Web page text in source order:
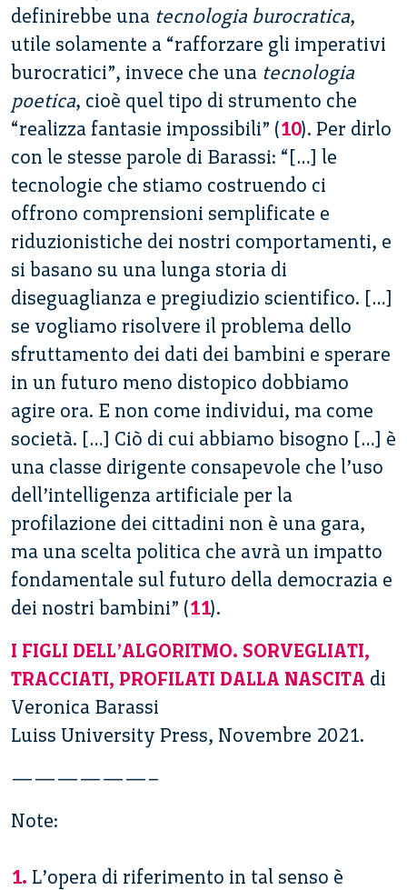
definirebbe una tecnologia burocratica,
utile solamente a “rafforzare gli imperativi
burocratici”, invece che una tecnologia
poetica, cioè quel tipo di strumento che
“realizza fantasie impossibili” (10). Per dirlo
con le stesse parole di Barassi: “[…] le
tecnologie che stiamo costruendo ci
offrono comprensioni semplificate e
riduzionistiche dei nostri comportamenti, e
si basano su una lunga storia di
diseguaglianza e pregiudizio scientifico. […]
se vogliamo risolvere il problema dello
sfruttamento dei dati dei bambini e sperare
in un futuro meno distopico dobbiamo
agire ora. E non come individui, ma come
società. […] Ciò di cui abbiamo bisogno […] è
una classe dirigente consapevole che l’uso
dell’intelligenza artificiale per la
profilazione dei cittadini non è una gara,
ma una scelta politica che avrà un impatto
fondamentale sul futuro della democrazia e
dei nostri bambini” (11).
I FIGLI DELL’ALGORITMO. SORVEGLIATI,
TRACCIATI, PROFILATI DALLA NASCITA di
Veronica Barassi
Luiss University Press, Novembre 2021.
——————–
Note:
1. L’opera di riferimento in tal senso è